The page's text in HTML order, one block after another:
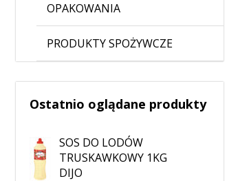
OPAKOWANIA
PRODUKTY SPOŻYWCZE
Ostatnio oglądane produkty
SOS DO LODÓW
TRUSKAWKOWY 1KG
DIJO